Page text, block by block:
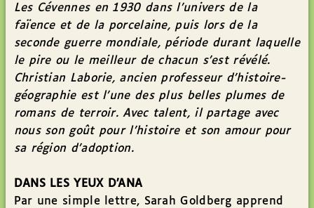
Les Cévennes en 1930 dans l’univers de la
faïence et de la porcelaine, puis lors de la
seconde guerre mondiale, période durant laquelle
le pire ou le meilleur de chacun s’est révélé.
Christian Laborie, ancien professeur d’histoire-
géographie est l’une des plus belles plumes de
romans de terroir. Avec talent, il partage avec
nous son goût pour l’histoire et son amour pour
sa région d’adoption.
DANS LES YEUX D’ANA
Par une simple lettre, Sarah Goldberg apprend